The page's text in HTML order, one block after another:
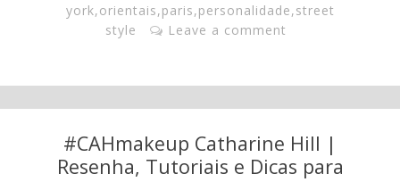
york,orientais,paris,personalidade,street
style
Leave a comment
#CAHmakeup Catharine Hill |
Resenha, Tutoriais e Dicas para